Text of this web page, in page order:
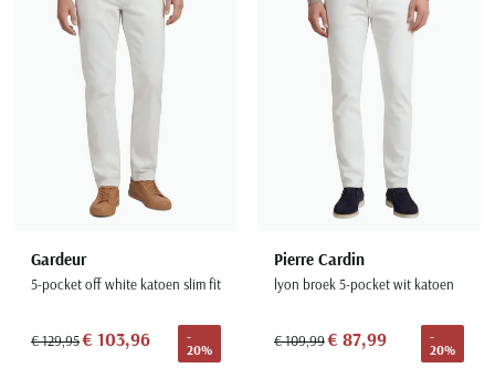
Seidensticker
Slater
State of Art
Superdry
Tenson
Thomas Maine
Tommy Hilfiger
Tramarossa
UBR
Wellington of Billmore
Gardeur
5-pocket off white katoen slim fit
€ 129,95€ 103,96
-
20%
Pierre Cardin
lyon broek 5-pocket wit katoen
€ 109,99€ 87,99
-
20%